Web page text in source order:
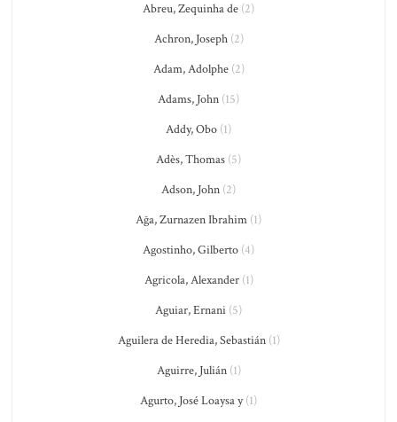
Abreu, Zequinha de (2)
Achron, Joseph(2)
Adam, Adolphe(2)
Adams, John (15)
Addy, Obo (1)
Adès, Thomas (5)
Adson, John (2)
Ağa, Zurnazen Ibrahim (1)
Agostinho, Gilberto (4)
Agricola, Alexander(1)
Aguiar, Ernani (5)
Aguilera de Heredia, Sebastián(1)
Aguirre, Julián(1)
Agurto, José Loaysa y(1)